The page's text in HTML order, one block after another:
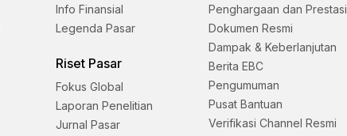
Info Finansial
Legenda Pasar
Riset Pasar
Fokus Global
Laporan Penelitian
Jurnal Pasar
Penghargaan dan Prestasi
Dokumen Resmi
Dampak & Keberlanjutan
Berita EBC
Pengumuman
Pusat Bantuan
Verifikasi Channel Resmi